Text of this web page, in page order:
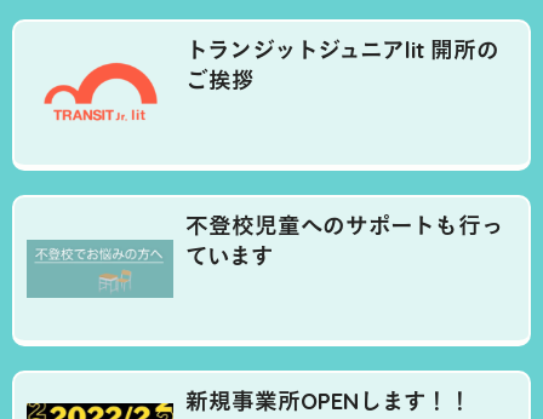
トランジットジュニアlit 開所の
ご挨拶
不登校児童へのサポートも行っ
ています
新規事業所OPENします！！